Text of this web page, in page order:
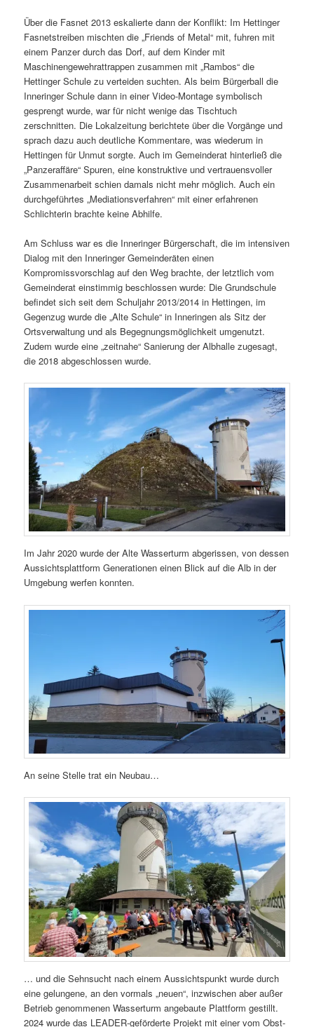
Über die Fasnet 2013 eskalierte dann der Konflikt: Im Hettinger
Fasnetstreiben mischten die „Friends of Metal“ mit, fuhren mit
einem Panzer durch das Dorf, auf dem Kinder mit
Maschinengewehrattrappen zusammen mit „Rambos“ die
Hettinger Schule zu verteiden suchten. Als beim Bürgerball die
Inneringer Schule dann in einer Video-Montage symbolisch
gesprengt wurde, war für nicht wenige das Tischtuch
zerschnitten. Die Lokalzeitung berichtete über die Vorgänge und
sprach dazu auch deutliche Kommentare, was wiederum in
Hettingen für Unmut sorgte. Auch im Gemeinderat hinterließ die
„Panzeraffäre“ Spuren, eine konstruktive und vertrauensvoller
Zusammenarbeit schien damals nicht mehr möglich. Auch ein
durchgeführtes „Mediationsverfahren“ mit einer erfahrenen
Schlichterin brachte keine Abhilfe.
Am Schluss war es die Inneringer Bürgerschaft, die im intensiven
Dialog mit den Inneringer Gemeinderäten einen
Kompromissvorschlag auf den Weg brachte, der letztlich vom
Gemeinderat einstimmig beschlossen wurde: Die Grundschule
befindet sich seit dem Schuljahr 2013/2014 in Hettingen, im
Gegenzug wurde die „Alte Schule“ in Inneringen als Sitz der
Ortsverwaltung und als Begegnungsmöglichkeit umgenutzt.
Zudem wurde eine „zeitnahe“ Sanierung der Albhalle zugesagt,
die 2018 abgeschlossen wurde.
Im Jahr 2020 wurde der Alte Wasserturm abgerissen, von dessen
Aussichtsplattform Generationen einen Blick auf die Alb in der
Umgebung werfen konnten.
An seine Stelle trat ein Neubau…
… und die Sehnsucht nach einem Aussichtspunkt wurde durch
eine gelungene, an den vormals „neuen“, inzwischen aber außer
Betrieb genommenen Wasserturm angebaute Plattform gestillt.
2024 wurde das LEADER-geförderte Projekt mit einer vom Obst-